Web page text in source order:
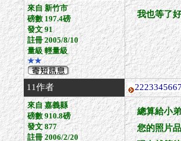
來自 新竹市
磅數 197.4磅
發文 91
註冊 2005/8/10
量級 輕量級
★★
我也等了
11作者
來自 嘉義縣
磅數 910.8磅
發文 877
註冊 2006/2/20
總算給小
您的照片